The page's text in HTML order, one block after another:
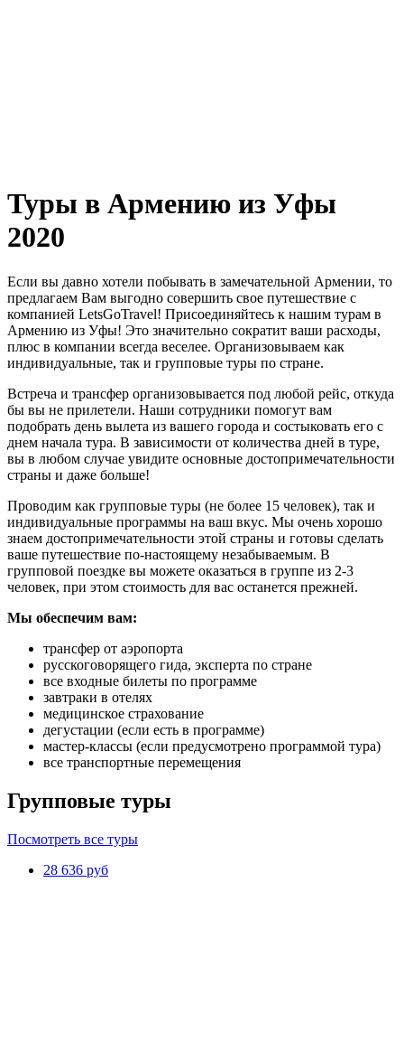
Туры в Армению из Уфы
2020
Если вы давно хотели побывать в замечательной Армении, то
предлагаем Вам выгодно совершить свое путешествие с
компанией LetsGoTravel! Присоединяйтесь к нашим турам в
Армению из Уфы! Это значительно сократит ваши расходы,
плюс в компании всегда веселее. Организовываем как
индивидуальные, так и групповые туры по стране.
Встреча и трансфер организовывается под любой рейс, откуда
бы вы не прилетели. Наши сотрудники помогут вам
подобрать день вылета из вашего города и состыковать его с
днем начала тура. В зависимости от количества дней в туре,
вы в любом случае увидите основные достопримечательности
страны и даже больше!
Проводим как групповые туры (не более 15 человек), так и
индивидуальные программы на ваш вкус. Мы очень хорошо
знаем достопримечательности этой страны и готовы сделать
ваше путешествие по-настоящему незабываемым. В
групповой поездке вы можете оказаться в группе из 2-3
человек, при этом стоимость для вас останется прежней.
Мы обеспечим вам:
трансфер от аэропорта
русскоговорящего гида, эксперта по стране
все входные билеты по программе
завтраки в отелях
медицинское страхование
дегустации (если есть в программе)
мастер-классы (если предусмотрено программой тура)
все транспортные перемещения
Групповые туры
Посмотреть все туры
28 636 руб